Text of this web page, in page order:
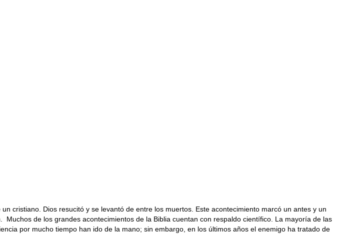
cristiano. Dios resucitó y se levantó de entre los muertos. Este acontecimiento marcó un antes y un
de los grandes acontecimientos de la Biblia cuentan con respaldo científico. La mayoría de las
por mucho tiempo han ido de la mano; sin embargo, en los últimos años el enemigo ha tratado de